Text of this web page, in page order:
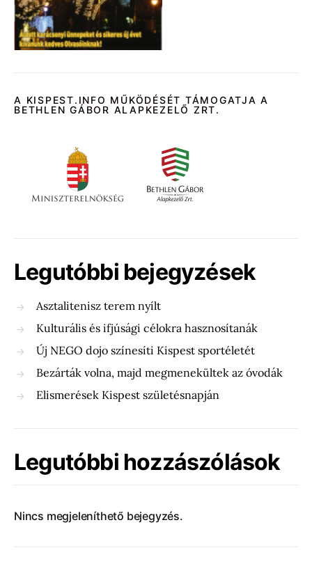
A KISPEST.INFO MŰKÖDÉSÉT TÁMOGATJA A
BETHLEN GÁBOR ALAPKEZELŐ ZRT.
Legutóbbi bejegyzések
Asztalitenisz terem nyílt
Kulturális és ifjúsági célokra hasznosítanák
Új NEGO dojo színesíti Kispest sportéletét
Bezárták volna, majd megmenekültek az óvodák
Elismerések Kispest születésnapján
Legutóbbi hozzászólások
Nincs megjeleníthető bejegyzés.